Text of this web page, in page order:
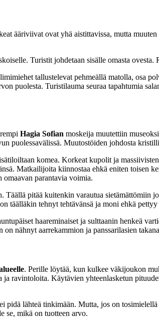
ääriviivat ovat yhä aistittavissa, mutta
Turistit johdetaan sisälle omasta
tallustelevat pehmeällä matolla, osa
puolesta. Turistilauma seuraa tapahtumia
Hagia Sofian moskeija muutettiin
puolessavälissä. Muutostöiden johdosta
komea. Korkeat kupolit ja
Matkailijoita kiinnostaa ehkä eniten toisen
parantavia voimia.
Täällä pitää kuitenkin varautua
täälläkin tehnyt tehtävänsä ja moni ehkä pettyy
haareminaiset ja sulttaanin henkeä
nähnyt aarrekammion ja panssarilasien
. Perille löytää, kun kulkee väkijoukon
ravintoloita. Käytävien yhteenlasketun
pidä lähteä tinkimään. Mutta, jos on
se, mikä on tuotteen arvo.